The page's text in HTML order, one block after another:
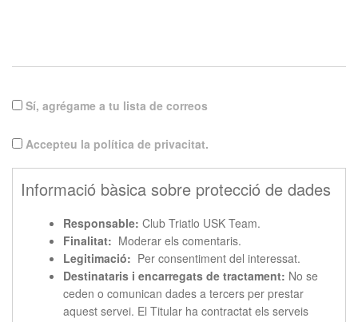
Sí, agrégame a tu lista de correos
Accepteu la política de privacitat.
Informació bàsica sobre protecció de dades
Responsable: Club Triatlo USK Team.
Finalitat: Moderar els comentaris.
Legitimació: Per consentiment del interessat.
Destinataris i encarregats de tractament: No se
ceden o comunican dades a tercers per prestar
aquest servei. El Titular ha contractat els serveis